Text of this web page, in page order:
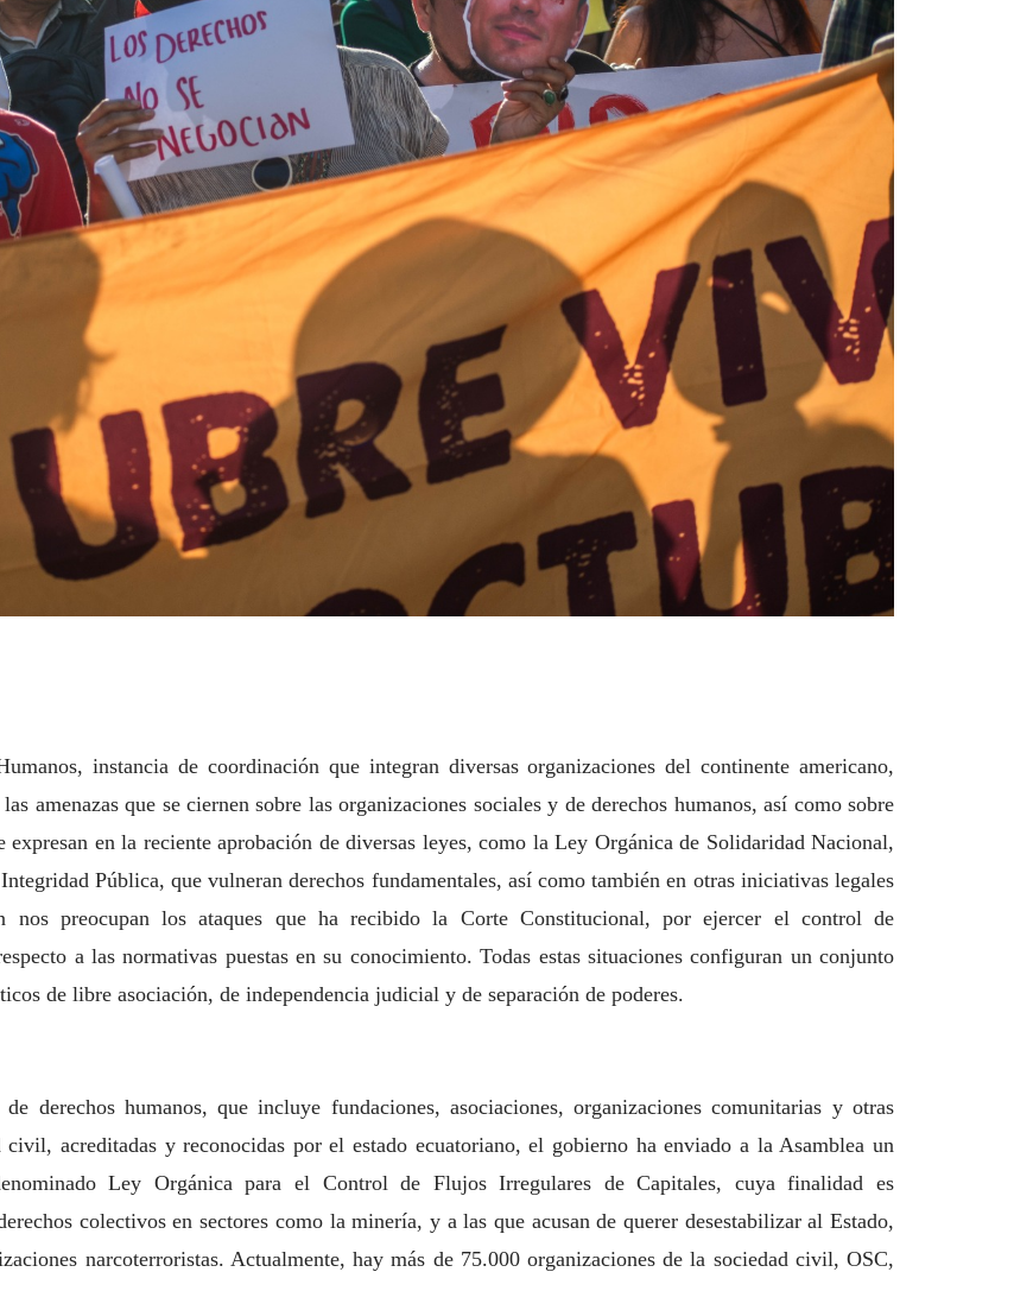
instancia de coordinación que integran diversas organizaciones del continente americano,
amenazas que se ciernen sobre las organizaciones sociales y de derechos humanos, así como sobre
expresan en la reciente aprobación de diversas leyes, como la Ley Orgánica de Solidaridad Nacional,
Pública, que vulneranderechos fundamentales, así como también en otras iniciativas legales
nos preocupan los ataques que ha recibido la Corte Constitucional,por ejercer el control de
a las normativas puestas en su conocimiento. Todas estas situaciones configuran un conjunto
de libre asociación, de independencia judicial y de separación de poderes.
derechos humanos, que incluye fundaciones, asociaciones, organizaciones comunitarias y otras
acreditadas y reconocidas por el estado ecuatoriano, el gobierno ha enviado a la Asamblea un
Ley Orgánica para el Control de Flujos Irregulares de Capitales, cuya finalidad es
colectivos en sectores como la minería, y a las que acusan de querer desestabilizar al Estado,
narcoterroristas. Actualmente, hay más de 75.000 organizaciones de la sociedad civil, OSC,